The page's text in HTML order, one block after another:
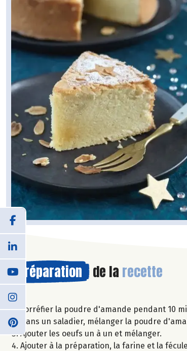
Préparation de la recette
Torréfier la poudre d'amande pendant 10
Dans un saladier, mélanger la poudre
Ajouter les oeufs un à un et mélanger.
Ajouter à la préparation, la farine et la